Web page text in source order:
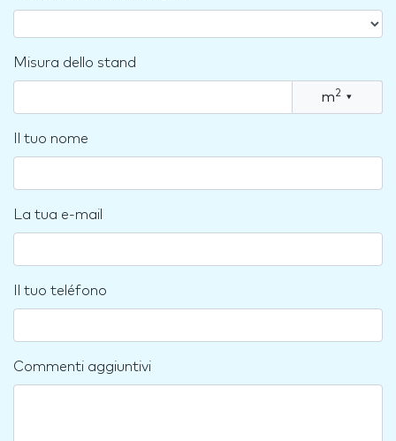
Misura dello stand
m2 ▾
Il tuo nome
La tua e-mail
Il tuo teléfono
Commenti aggiuntivi